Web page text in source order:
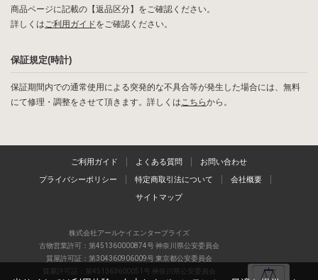
商品ページに記載の【返品区分】をご確認ください。
詳しくはご利用ガイドをご確認ください。
保証規定(時計)
保証期間内での通常使用による突発的な不具合等が発生した場合には、無料
にて修理・調整をさせて頂きます。詳しくはこちらから。
ご利用ガイド よくある質問 お問い合わせ
プライバシーポリシー 特定商取引法について 会社概要
サイトマップ
株式会社アールケイエンタープライズ
古物営業許可：第451360000874号 神奈川県公安委員会
質屋許可証：第304360906009号 東京都公安委員会
質屋許可証：第451363600051号 神奈川県公安委員会